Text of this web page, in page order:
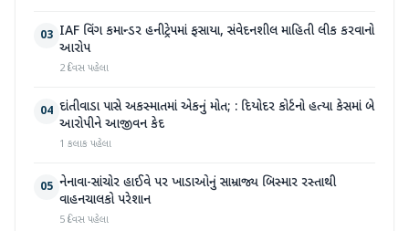
03 IAF વિંગ કમાન્ડર હનીટ્રેપમાં ફસાયા, સંવેદનશીલ માહિતી લીક કરવાનો
આરોપ
2 દિવસ પહેલા
04 દાંતીવાડા પાસે અકસ્માતમાં એકનું મોત; : દિયોદર કોર્ટનો હત્યા કેસમાં બે
આરોપીને આજીવન કેદ
1 કલાક પહેલા
05 નેનાવા-સાંચોર હાઈવે પર ખાડાઓનું સામ્રાજ્ય બિસ્માર રસ્તાથી
વાહનચાલકો પરેશાન
5 દિવસ પહેલા